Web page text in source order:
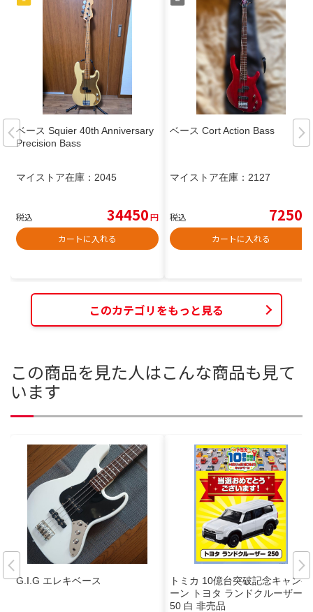
ベース Squier 40th Anniversary
Precision Bass
マイストア在庫： 2045
税込 34450円
カートに入れる
ベース Cort Action Bass
マイストア在庫： 2127
税込 7250
カートに入れる
このカテゴリをもっと見る
この商品を見た人はこんな商品も見て
います
G.I.G エレキベース
トミカ 10億台突破記念キャンペ
ーン トヨタ ランドクルーザー2
50 白 非売品